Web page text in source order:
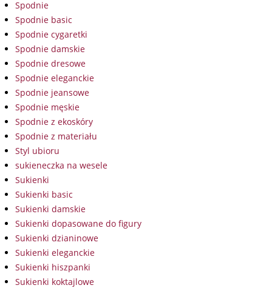
Spodnie
Spodnie basic
Spodnie cygaretki
Spodnie damskie
Spodnie dresowe
Spodnie eleganckie
Spodnie jeansowe
Spodnie męskie
Spodnie z ekoskóry
Spodnie z materiału
Styl ubioru
sukieneczka na wesele
Sukienki
Sukienki basic
Sukienki damskie
Sukienki dopasowane do figury
Sukienki dzianinowe
Sukienki eleganckie
Sukienki hiszpanki
Sukienki koktajlowe